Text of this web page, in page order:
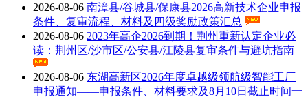
2026-08-06 南漳县/谷城县/保康县2026高新技术企业申报
条件、复审流程、材料及四级奖励政策汇总
2026-08-06 2023年高企2026到期！荆州重新认定企业必
读：荆州区/沙市区/公安县/江陵县复审条件与避坑指南
2026-08-06 东湖高新区2026年度卓越级领航级智能工厂
申报通知——申报条件、材料要求及8月10日截止时间一